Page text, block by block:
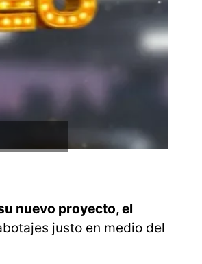
nuevo proyecto, el
justo en medio del